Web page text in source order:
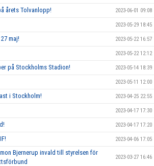
årets Tolvanlopp! 2023-06-01 09:08
2023-05-29 18:45
maj! 2023-05-22 16:57
2023-05-22 12:12
på Stockholms Stadion! 2023-05-14 18:39
2023-05-11 12:00
i Stockholm! 2023-04-25 22:55
2023-04-17 17:30
2023-04-17 17:20
2023-04-06 17:05
Bjernerup invald till styrelsen för
2023-03-27 16:46